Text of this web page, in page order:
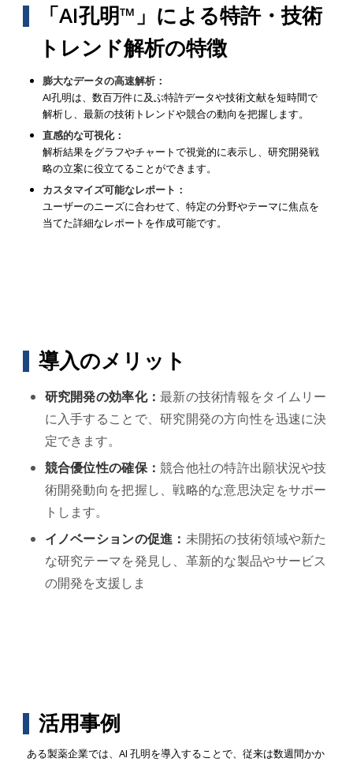
「AI孔明™」による特許・技術
トレンド解析の特徴
膨大なデータの高速解析：
AI孔明は、数百万件に及ぶ特許データや技術文献を短時間で
解析し、最新の技術トレンドや競合の動向を把握します。
直感的な可視化：
解析結果をグラフやチャートで視覚的に表示し、研究開発戦
略の立案に役立てることができます。
カスタマイズ可能なレポート：
ユーザーのニーズに合わせて、特定の分野やテーマに焦点を
当てた詳細なレポートを作成可能です。
導入のメリット
研究開発の効率化：最新の技術情報をタイムリー
に入手することで、研究開発の方向性を迅速に決
定できます。
競合優位性の確保：競合他社の特許出願状況や技
術開発動向を把握し、戦略的な意思決定をサポー
トします。
イノベーションの促進： 未開拓の技術領域や新た
な研究テーマを発見し、革新的な製品やサービス
の開発を支援しま
活用事例
ある製薬企業では、AI 孔明を導入することで、従来は数週間かか